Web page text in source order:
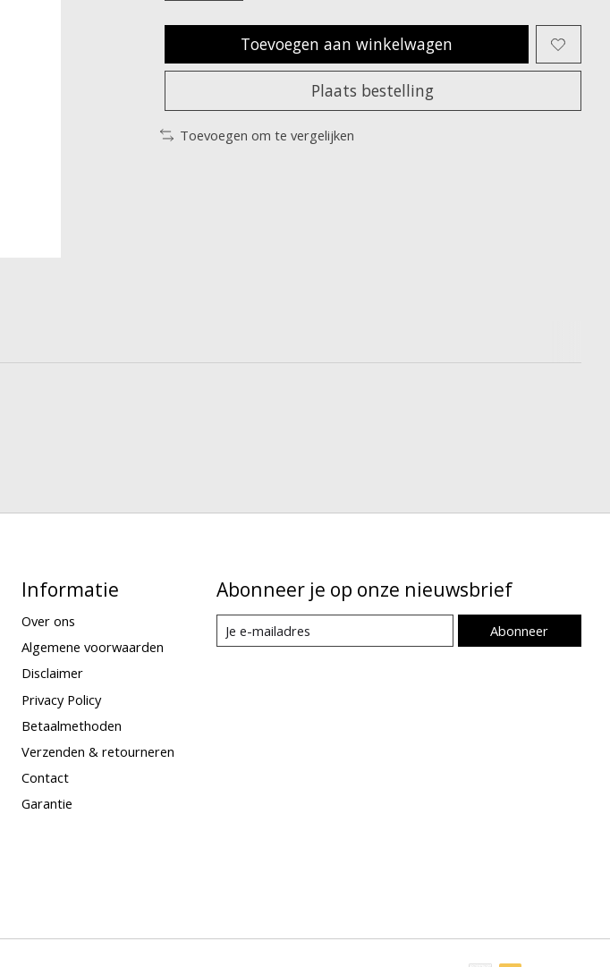
Toevoegen aan winkelwagen
Plaats bestelling
Toevoegen om te vergelijken
Informatie
Over ons
Algemene voorwaarden
Disclaimer
Privacy Policy
Betaalmethoden
Verzenden & retourneren
Contact
Garantie
Abonneer je op onze nieuwsbrief
Abonneer